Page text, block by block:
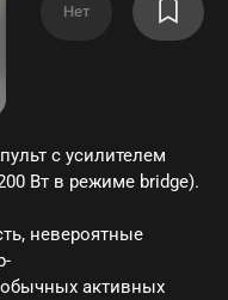
Нет
с усилителем
Вт в режиме bridge).
невероятные
обычных активных